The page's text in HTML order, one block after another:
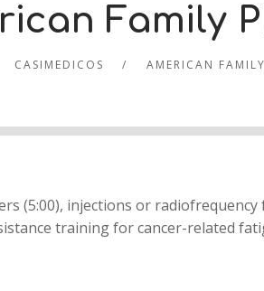
Family
CASIMEDICOS AMERICAN
(5:00), injections or
training for cancer-related